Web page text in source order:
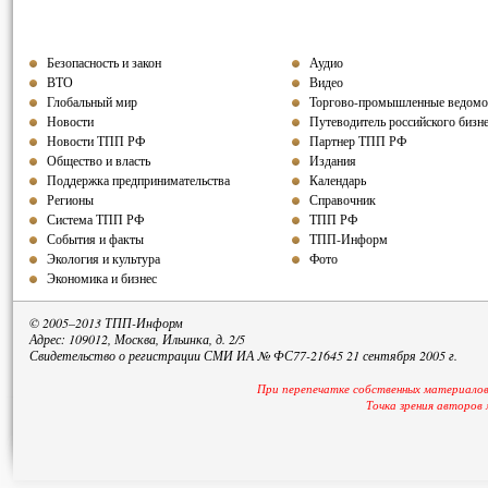
Безопасность и закон
ВТО
Глобальный мир
Новости
Новости ТПП РФ
Общество и власть
Поддержка предпринимательства
Регионы
Система ТПП РФ
События и факты
Экология и культура
Экономика и бизнес
Аудио
Видео
Торгово-промышленные
Путеводитель российского
Партнер ТППРФ
Издания
Календарь
Справочник
ТПП РФ
ТПП-Информ
Фото
© 2005–2013 ТПП-Информ
Адрес: 109012, Москва, Ильинка, д. 2/5
Свидетельство о регистрации СМИ ИА № ФС77-21645 21 сентября 2005 г.
При перепечатке собственных
Точка зрения